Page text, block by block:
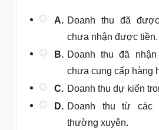
A. Doanh thu đã
chưa nhận được tiền.
B. Doanh thu đã
chưa cung cấp hàng
C. Doanh thu dự kiến
D. Doanh thu từ các
thường xuyên.